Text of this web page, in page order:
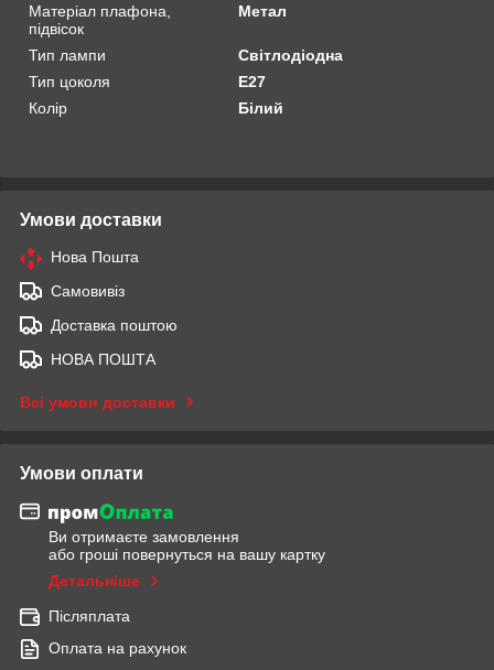
Матеріал плафона,
підвісок
Метал
Тип лампи
Світлодіодна
Тип цоколя
E27
Колір
Білий
Умови доставки
Нова Пошта
Самовивіз
Доставка поштою
НОВА ПОШТА
Всі умови доставки
Умови оплати
Ви отримаєте замовлення
або гроші повернуться на вашу картку
Детальніше
Післяплата
Оплата на рахунок